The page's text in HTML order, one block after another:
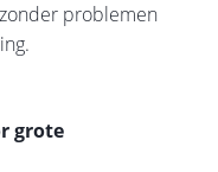
problemen
grote